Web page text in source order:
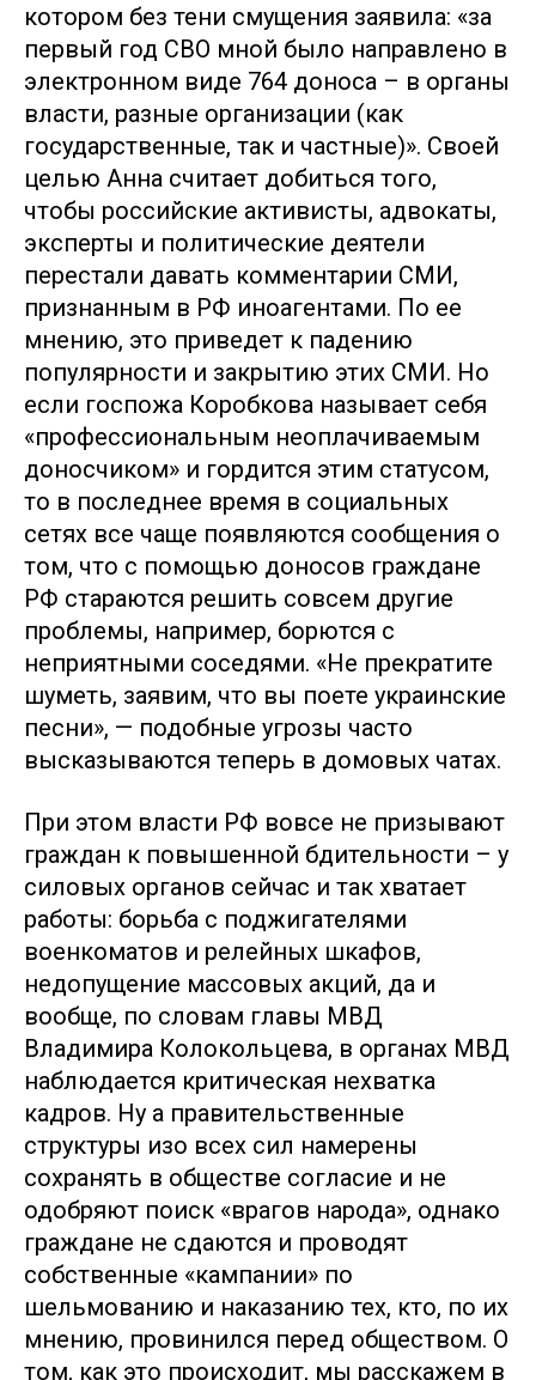
котором без тени смущения заявила: «за
первый год СВО мной было направлено в
электронном виде 764 доноса – в органы
власти, разные организации (как
государственные, так и частные)». Своей
целью Анна считает добиться того,
чтобы российские активисты, адвокаты,
эксперты и политические деятели
перестали давать комментарии СМИ,
признанным в РФ иноагентами. По ее
мнению, это приведет к падению
популярности и закрытию этих СМИ. Но
если госпожа Коробкова называет себя
«профессиональным неоплачиваемым
доносчиком» и гордится этим статусом,
то в последнее время в социальных
сетях все чаще появляются сообщения о
том, что с помощью доносов граждане
РФ стараются решить совсем другие
проблемы, например, борются с
неприятными соседями. «Не прекратите
шуметь, заявим, что вы поете украинские
песни», — подобные угрозы часто
высказываются теперь в домовых чатах.
При этом власти РФ вовсе не призывают
граждан к повышенной бдительности – у
силовых органов сейчас и так хватает
работы: борьба с поджигателями
военкоматов и релейных шкафов,
недопущение массовых акций, да и
вообще, по словам главы МВД
Владимира Колокольцева, в органах МВД
наблюдается критическая нехватка
кадров. Ну а правительственные
структуры изо всех сил намерены
сохранять в обществе согласие и не
одобряют поиск «врагов народа», однако
граждане не сдаются и проводят
собственные «кампании» по
шельмованию и наказанию тех, кто, по их
мнению, провинился перед обществом. О
том, как это происходит, мы расскажем в